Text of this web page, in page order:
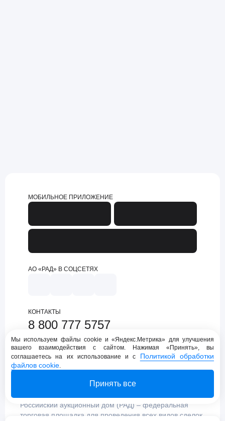
МОБИЛЬНОЕ ПРИЛОЖЕНИЕ
АО «РАД» В СОЦСЕТЯХ
КОНТАКТЫ
8 800 777 5757
support@lot-online.ru
Техническая поддержка
Российский аукционный дом (РАД) – федеральная
торговая площадка для проведения всех видов сделок
Мы используем файлы cookie и «Яндекс.Метрика» для улучшения
вашего взаимодействия с сайтом. Нажимая «Принять», вы
соглашаетесь на их использование и с Политикой обработки
файлов cookie.
Принять все